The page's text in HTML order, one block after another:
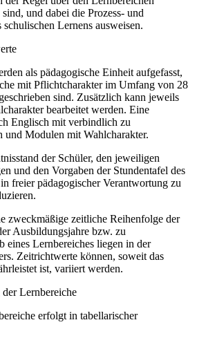
und dabei die Prozess- und
Lernens ausweisen.
als pädagogische Einheit aufgefasst,
mit Pflichtcharakter im Umfang von 28
sind. Zusätzlich kann jeweils
bearbeitet werden. Eine
Englisch mit verbindlich zu
und Modulen mit Wahlcharakter.
der Schüler, den jeweiligen
und den Vorgaben der Stundentafel des
freier pädagogischer Verantwortung zu
zweckmäßige zeitliche Reihenfolge der
Ausbildungsjahre bzw. zu
eines Lernbereiches liegen in der
Zeitrichtwerte können, soweit das
ist, variiert werden.
Lernbereiche
erfolgt in tabellarischer